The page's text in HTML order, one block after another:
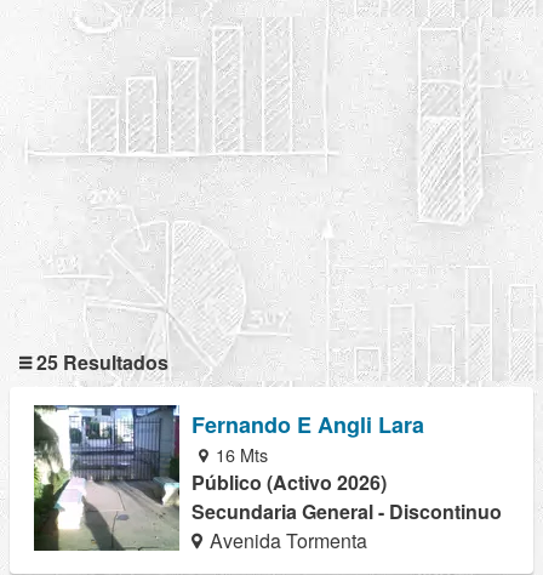
25 Resultados
Fernando E Angli Lara
16 Mts
Público (Activo 2026)
Secundaria General - Discontinuo
Avenida Tormenta